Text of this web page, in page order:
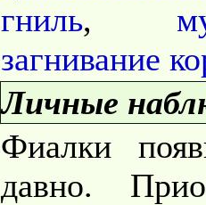
гниль,
загнивание
Личные
Фиалки
давно.